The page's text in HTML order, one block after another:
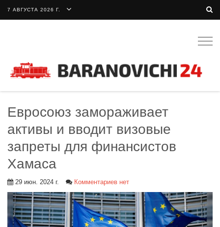
7 АВГУСТА 2026 Г.
Евросоюз замораживает
активы и вводит визовые
запреты для финансистов
Хамаса
29 июн. 2024 г. Комментариев нет